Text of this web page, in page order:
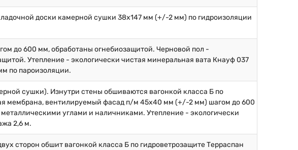
доски камерной сушки 38х147 мм (+/-2 мм) по гидроизоляции
до 600 мм, обработаны огнебиозащитой. Черновой пол -
Утепление - экологически чистая минеральная вата Кнауф 037
по пароизоляции.
сушки). Изнутри стены обшиваются вагонкой класса Б по
мембрана, вентилируемый фасад п/м 45х40 мм (+/-2 мм) шагом до 600
углами и наличниками. Утепление - экологически
2,6 м.
сторон обшит вагонкой класса Б по гидроветрозащите Терраспан